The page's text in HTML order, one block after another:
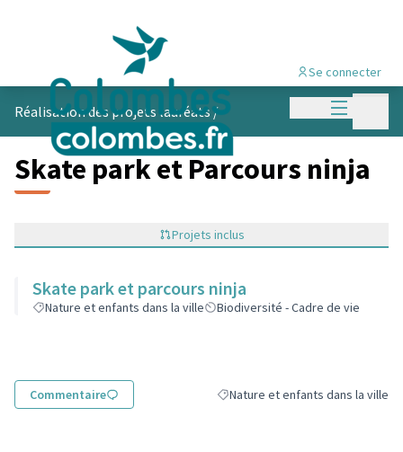
Menu
Se connecter
Réalisation des projets lauréats /
Skate park et Parcours ninja
Projets inclus
Skate park et parcours ninja
Nature et enfants dans la ville Biodiversité - Cadre de vie
Commentaire Filtrer les résultats de la
Nature et enfants dans la ville